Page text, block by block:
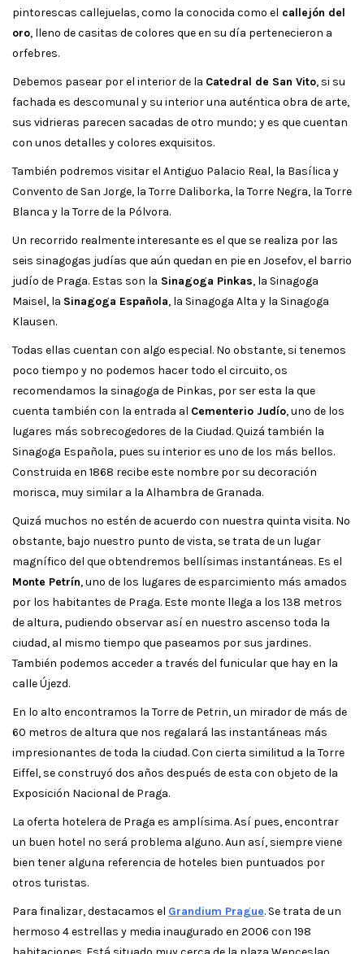
pintorescas callejuelas, como la conocida como el callejón del
oro, lleno de casitas de colores que en su día pertenecieron a
orfebres.
Debemos pasear por el interior de la Catedral de San Vito, si su
fachada es descomunal y su interior una auténtica obra de arte,
sus vidrieras parecen sacadas de otro mundo; y es que cuentan
con unos detalles y colores exquisitos.
También podremos visitar el Antiguo Palacio Real, la Basílica y
Convento de San Jorge, la Torre Daliborka, la Torre Negra, la Torre
Blanca y la Torre de la Pólvora.
Un recorrido realmente interesante es el que se realiza por las
seis sinagogas judías que aún quedan en pie en Josefov, el barrio
judío de Praga. Estas son la Sinagoga Pinkas, la Sinagoga
Maisel, la Sinagoga Española, la Sinagoga Alta y la Sinagoga
Klausen.
Todas ellas cuentan con algo especial. No obstante, si tenemos
poco tiempo y no podemos hacer todo el circuito, os
recomendamos la sinagoga de Pinkas, por ser esta la que
cuenta también con la entrada al Cementerio Judío, uno de los
lugares más sobrecogedores de la Ciudad. Quizá también la
Sinagoga Española, pues su interior es uno de los más bellos.
Construida en 1868 recibe este nombre por su decoración
morisca, muy similar a la Alhambra de Granada.
Quizá muchos no estén de acuerdo con nuestra quinta visita. No
obstante, bajo nuestro punto de vista, se trata de un lugar
magnífico del que obtendremos bellísimas instantáneas. Es el
Monte Petrín, uno de los lugares de esparcimiento más amados
por los habitantes de Praga. Este monte llega a los 138 metros
de altura, pudiendo observar así en nuestro ascenso toda la
ciudad, al mismo tiempo que paseamos por sus jardines.
También podemos acceder a través del funicular que hay en la
calle Újezd.
En lo alto encontramos la Torre de Petrin, un mirador de más de
60 metros de altura que nos regalará las instantáneas más
impresionantes de toda la ciudad. Con cierta similitud a la Torre
Eiffel, se construyó dos años después de esta con objeto de la
Exposición Nacional de Praga.
La oferta hotelera de Praga es amplísima. Así pues, encontrar
un buen hotel no será problema alguno. Aun así, siempre viene
bien tener alguna referencia de hoteles bien puntuados por
otros turistas.
Para finalizar, destacamos el Grandium Prague. Se trata de un
hermoso 4 estrellas y media inaugurado en 2006 con 198